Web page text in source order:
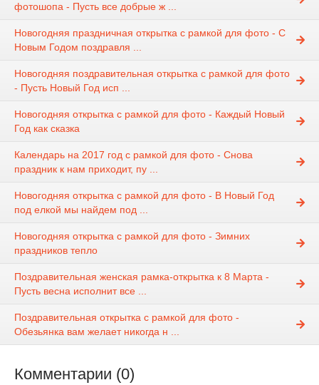
фотошопа - Пусть все добрые ж ...
Новогодняя праздничная открытка с рамкой для фото - С
Новым Годом поздравля ...
Новогодняя поздравительная открытка с рамкой для фото
- Пусть Новый Год исп ...
Новогодняя открытка с рамкой для фото - Каждый Новый
Год как сказка
Календарь на 2017 год с рамкой для фото - Снова
праздник к нам приходит, пу ...
Новогодняя открытка с рамкой для фото - В Новый Год
под елкой мы найдем под ...
Новогодняя открытка с рамкой для фото - Зимних
праздников тепло
Поздравительная женская рамка-открытка к 8 Марта -
Пусть весна исполнит все ...
Поздравительная открытка с рамкой для фото -
Обезьянка вам желает никогда н ...
Комментарии (0)